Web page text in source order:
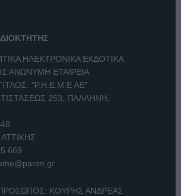
ΗΛΕΚΤΡΟΝΙΚΑ ΕΚΔΟΤΙΚΑ
ΑΝΩΝΥΜΗ ΕΤΑΙΡΕΙΑ
"Ρ.Η.Ε.Μ.Ε ΑΕ"
253, ΠΑΛΛΗΝΗ,
ΚΟΥΡΗΣ ΑΝΔΡΕΑΣ